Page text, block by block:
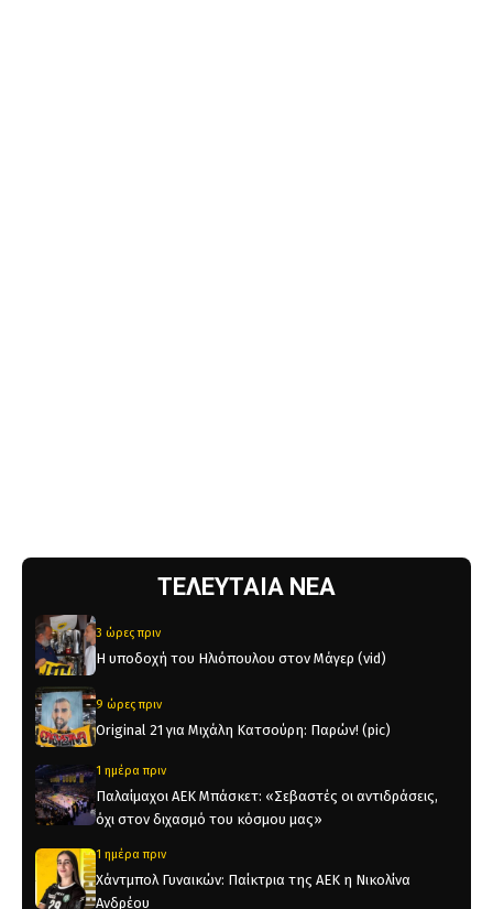
ΤΕΛΕΥΤΑΙΑ ΝΕΑ
3 ώρες πριν
Η υποδοχή του Ηλιόπουλου στον Μάγερ (vid)
9 ώρες πριν
Original 21 για Μιχάλη Κατσούρη: Παρών! (pic)
1 ημέρα πριν
Παλαίμαχοι ΑΕΚ Μπάσκετ: «Σεβαστές οι αντιδράσεις,
όχι στον διχασμό του κόσμου μας»
1 ημέρα πριν
Χάντμπολ Γυναικών: Παίκτρια της ΑΕΚ η Νικολίνα
Ανδρέου